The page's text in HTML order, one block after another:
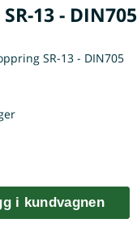
13 - DIN705
SR-13 - DIN705
i kundvagnen